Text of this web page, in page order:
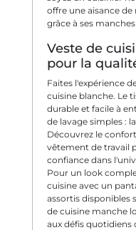
offre une aisance
grâce à ses
Veste de
pour la
Faites l'expérience
cuisine blanche. Le
durable et facile à
de lavage simples :
Découvrez le
vêtement de travail
confiance dans
Pour un look
cuisine avec un
assortis disponibles
de cuisine manche
aux défis quotidiens